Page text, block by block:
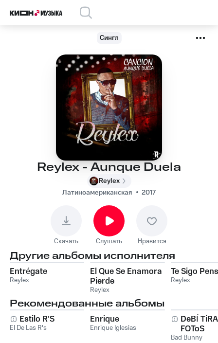
Сингл
Reylex - Aunque Duela
Reylex
Латиноамериканская
2017
Скачать Слушать Нравится
Другие альбомы исполнителя
Entrégate
Reylex
El Que Se Enamora
Pierde
Reylex
Te Sigo
Reylex
Рекомендованные альбомы
Estilo R'S
El De Las R's
Enrique
Enrique Iglesias
DeBÍ
FOToS
Bad Bunny